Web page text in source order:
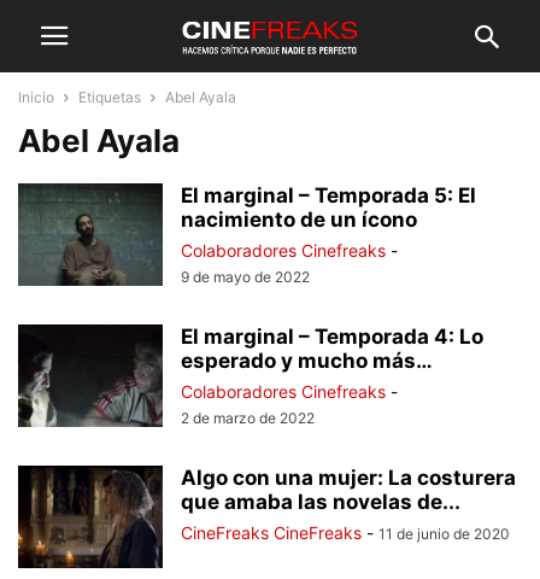
Inicio Etiquetas Abel Ayala
Abel Ayala
El marginal – Temporada 5: El
nacimiento de un ícono
Colaboradores Cinefreaks -
9 de mayo de 2022
El marginal – Temporada 4: Lo
esperado y mucho más…
Colaboradores Cinefreaks -
2 de marzo de 2022
Algo con una mujer: La costurera
que amaba las novelas de...
CineFreaks CineFreaks - 11 de junio de 2020